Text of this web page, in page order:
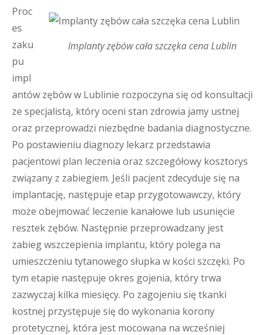
Implanty zębów cała szczęka cena Lublin
Proc
es
zaku
pu
impl
antów zębów w Lublinie rozpoczyna się od konsultacji
ze specjalistą, który oceni stan zdrowia jamy ustnej
oraz przeprowadzi niezbędne badania diagnostyczne.
Po postawieniu diagnozy lekarz przedstawia
pacjentowi plan leczenia oraz szczegółowy kosztorys
związany z zabiegiem. Jeśli pacjent zdecyduje się na
implantację, następuje etap przygotowawczy, który
może obejmować leczenie kanałowe lub usunięcie
resztek zębów. Następnie przeprowadzany jest
zabieg wszczepienia implantu, który polega na
umieszczeniu tytanowego słupka w kości szczęki. Po
tym etapie następuje okres gojenia, który trwa
zazwyczaj kilka miesięcy. Po zagojeniu się tkanki
kostnej przystępuje się do wykonania korony
protetycznej, która jest mocowana na wcześniej